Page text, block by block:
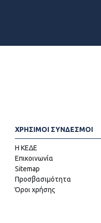
ΧΡΗΣΙΜΟΙ ΣΥΝΔΕΣΜΟΙ
Η ΚΕΔΕ
Επικοινωνία
Sitemap
Προσβασιμότητα
Όροι χρήσης